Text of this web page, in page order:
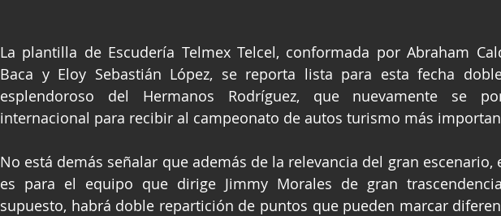
La plantilla de Escudería Telmex Telcel, conformada por Abraham
Baca y Eloy Sebastián López, se reporta lista para esta fecha
esplendoroso del Hermanos Rodríguez, que nuevamente se
internacional para recibir al campeonato de autos turismo más
No está demás señalar que además de la relevancia del gran
es para el equipo que dirige Jimmy Morales de gran
supuesto, habrá doble repartición de puntos que pueden marcar